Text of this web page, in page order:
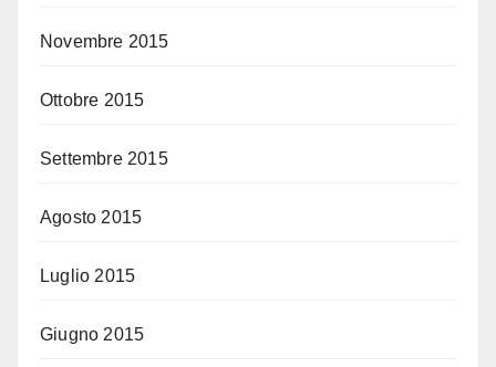
Novembre 2015
Ottobre 2015
Settembre 2015
Agosto 2015
Luglio 2015
Giugno 2015